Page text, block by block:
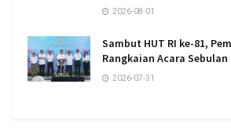
2026-08-01
Sambut HUT RI ke-81,
Rangkaian Acara Sebulan
2026-07-31